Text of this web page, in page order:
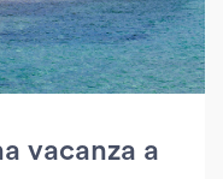
vacanza a